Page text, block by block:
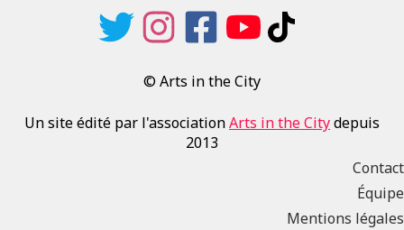
© Arts in the City
Un site édité par l'associationArts in the Citydepuis
2013
Contact
Équipe
Mentions légales